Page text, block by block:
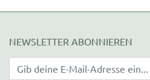
NEWSLETTER ABONNIEREN